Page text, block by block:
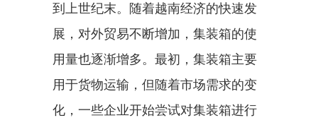
到上世纪末。随着越南经济的快速发
展，对外贸易不断增加，集装箱的使
用量也逐渐增多。最初，集装箱主要
用于货物运输，但随着市场需求的变
化，一些企业开始尝试对集装箱进行